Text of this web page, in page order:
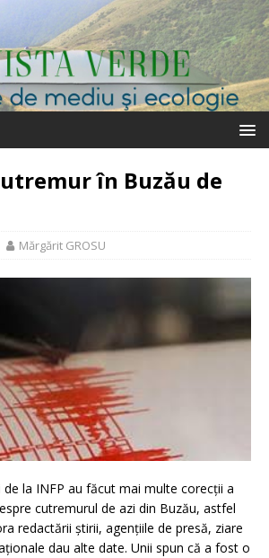
în Buzău de
Mărgărit GROSU
de la INFP au făcut mai multe corecții a
cutremurul de azi din Buzău, astfel
redactării știrii, agențiile de presă, ziare
dau alte date. Unii spun că a fost o